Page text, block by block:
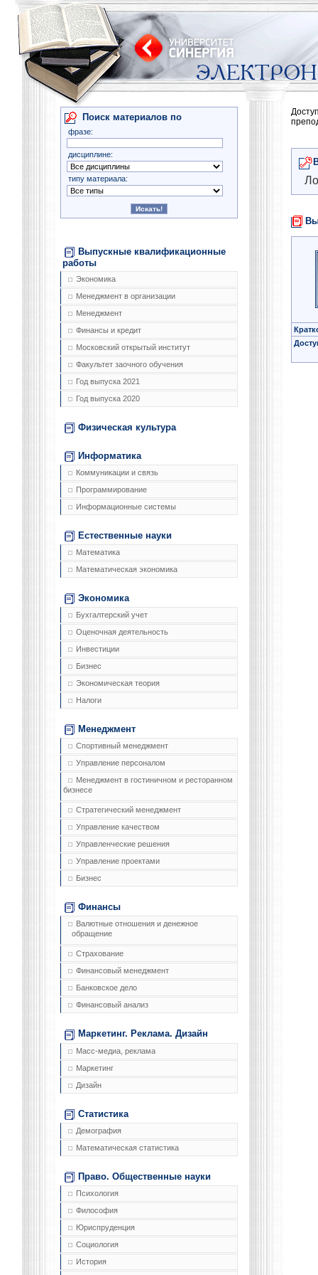
Поиск материалов по
фразе:
дисциплине:
типу материала:
Выпускные квалификационные
работы
Экономика
Менеджмент в организации
Менеджмент
Финансы и кредит
Московский открытый институт
Факультет заочного обучения
Год выпуска 2021
Год выпуска 2020
Физическая культура
Информатика
Коммуникации и связь
Программирование
Информационные системы
Естественные науки
Математика
Математическая экономика
Экономика
Бухгалтерский учет
Оценочная деятельность
Инвестиции
Бизнес
Экономическая теория
Налоги
Менеджмент
Спортивный менеджмент
Управление персоналом
Менеджмент в гостиничном и ресторанном
бизнесе
Стратегический менеджмент
Управление качеством
Управленческие решения
Управление проектами
Бизнес
Финансы
Валютные отношения и денежное
обращение
Страхование
Финансовый менеджмент
Банковское дело
Финансовый анализ
Маркетинг. Реклама. Дизайн
Масс-медиа, реклама
Маркетинг
Дизайн
Статистика
Демография
Математическая статистика
Право. Общественные науки
Психология
Философия
Юриспруденция
Социология
История